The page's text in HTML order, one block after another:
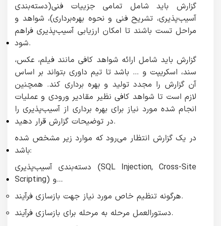
گزارش‌ باید شامل تمامی جزییات فنی(دسته‌بندی
آسیب‌پذیری، تشریح فنی و نحوه بهره‌برداری)، شواهد و
مراحل تست باشند تا امکان ارزیابی آسیب‌پذیری فراهم
شود.
گزارش باید شامل ارائه شواهد کافی مانند فیلم، عکس،
سند، اسکریپت و … باشد تا تیم داوری بتواند بر اساس
آن گزارش را مجدد تولید و بهره برداری کند. همچنین
لازم است تا شواهد کافی نظیر مقادیر ورودی و عملیات
انجام‌ شده مورد نیاز برای بهره ‌برداری از آسیب‌پذیری را
در توضیحات گزارش قرار دهید.
در یک گزارش انتظار می‌رود که موارد زیر مشخص شده
باشد:
دسته‌بندی آسیب‌پذیری (SQL Injection, Cross-Site
Scripting) و…
هرگونه تنظیم خاص مورد نیاز جهت بازسازی فرآیند.
دستورالعمل مرحله به مرحله برای بازسازی فرآیند.